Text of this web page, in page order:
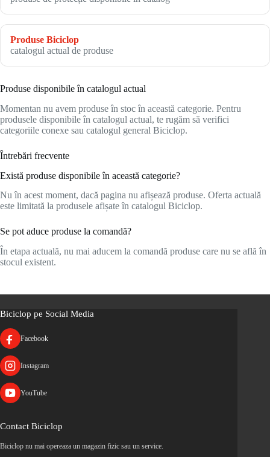
Produse Biciclop
catalogul actual de produse
Produse disponibile în catalogul actual
Momentan nu avem produse în stoc în această categorie. Pentru
produsele disponibile în catalogul actual, te rugăm să verifici
categoriile conexe sau catalogul general Biciclop.
Întrebări frecvente
Există produse disponibile în această categorie?
Nu în acest moment, dacă pagina nu afișează produse. Oferta actuală
este limitată la produsele afișate în catalogul Biciclop.
Se pot aduce produse la comandă?
În etapa actuală, nu mai aducem la comandă produse care nu se află în
stocul existent.
Biciclop pe Social Media
Facebook
Instagram
YouTube
Contact Biciclop
Biciclop nu mai opereaza un magazin fizic sau un service.